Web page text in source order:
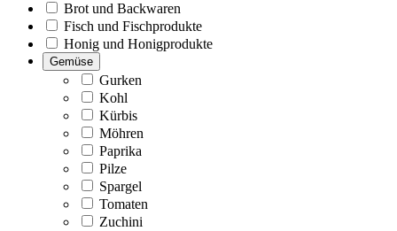
Brot und Backwaren
Fisch und Fischprodukte
Honig und Honigprodukte
Gemüse
Gurken
Kohl
Kürbis
Möhren
Paprika
Pilze
Spargel
Tomaten
Zuchini